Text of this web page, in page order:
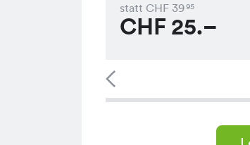
statt CHF 3995
CHF 25.–